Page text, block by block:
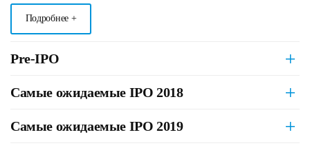
Подробнее +
Pre-IPO
Самые ожидаемые IPO 2018
Самые ожидаемые IPO 2019